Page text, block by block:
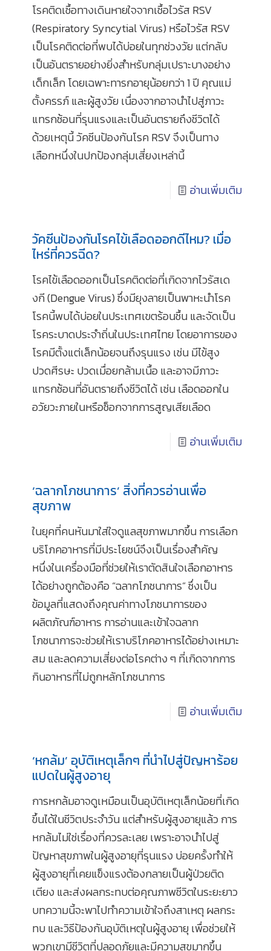
โรคติดเชื้อทางเดินหายใจจากเชื้อไวรัส RSV
(Respiratory Syncytial Virus) หรือไวรัส RSV
เป็นโรคติดต่อที่พบได้บ่อยในทุกช่วงวัย แต่กลับ
เป็นอันตรายอย่างยิ่งสำหรับกลุ่มเปราะบางอย่าง
เด็กเล็ก โดยเฉพาะทารกอายุน้อยกว่า 1 ปี คุณแม่
ตั้งครรภ์ และผู้สูงวัย เนื่องจากอาจนำไปสู่ภาวะ
แทรกซ้อนที่รุนแรงและเป็นอันตรายถึงชีวิตได้
ด้วยเหตุนี้ วัคซีนป้องกันโรค RSV จึงเป็นทาง
เลือกหนึ่งในปกป้องกลุ่มเสี่ยงเหล่านี้
อ่านเพิ่มเติม
วัคซีนป้องกันโรคไข้เลือดออกดีไหม? เมื่อ
ไหร่ที่ควรฉีด?
โรคไข้เลือดออกเป็นโรคติดต่อที่เกิดจากไวรัสเด
งกี (Dengue Virus) ซึ่งมียุงลายเป็นพาหะนำโรค
โรคนี้พบได้บ่อยในประเทศเขตร้อนชื้น และจัดเป็น
โรคระบาดประจำถิ่นในประเทศไทย โดยอาการของ
โรคมีตั้งแต่เล็กน้อยจนถึงรุนแรง เช่น มีไข้สูง
ปวดศีรษะ ปวดเมื่อยกล้ามเนื้อ และอาจมีภาวะ
แทรกซ้อนที่อันตรายถึงชีวิตได้ เช่น เลือดออกใน
อวัยวะภายในหรือช็อกจากการสูญเสียเลือด
อ่านเพิ่มเติม
‘ฉลากโภชนาการ’ สิ่งที่ควรอ่านเพื่อ
สุขภาพ
ในยุคที่คนหันมาใส่ใจดูแลสุขภาพมากขึ้น การเลือก
บริโภคอาหารที่มีประโยชน์จึงเป็นเรื่องสำคัญ
หนึ่งในเครื่องมือที่ช่วยให้เราตัดสินใจเลือกอาหาร
ได้อย่างถูกต้องคือ “ฉลากโภชนาการ” ซึ่งเป็น
ข้อมูลที่แสดงถึงคุณค่าทางโภชนาการของ
ผลิตภัณฑ์อาหาร การอ่านและเข้าใจฉลาก
โภชนาการจะช่วยให้เราบริโภคอาหารได้อย่างเหมาะ
สม และลดความเสี่ยงต่อโรคต่าง ๆ ที่เกิดจากการ
กินอาหารที่ไม่ถูกหลักโภชนาการ
อ่านเพิ่มเติม
‘หกล้ม’ อุบัติเหตุเล็กๆ ที่นำไปสู่ปัญหาร้อย
แปดในผู้สูงอายุ
การหกล้มอาจดูเหมือนเป็นอุบัติเหตุเล็กน้อยที่เกิด
ขึ้นได้ในชีวิตประจำวัน แต่สำหรับผู้สูงอายุแล้ว การ
หกล้มไม่ใช่เรื่องที่ควรละเลย เพราะอาจนำไปสู่
ปัญหาสุขภาพในผู้สูงอายุที่รุนแรง บ่อยครั้งทำให้
ผู้สูงอายุที่เคยแข็งแรงต้องกลายเป็นผู้ป่วยติด
เตียง และส่งผลกระทบต่อคุณภาพชีวิตในระยะยาว
บทความนี้จะพาไปทำความเข้าใจถึงสาเหตุ ผลกระ
ทบ และวิธีป้องกันอุบัติเหตุในผู้สูงอายุ เพื่อช่วยให้
พวกเขามีชีวิตที่ปลอดภัยและมีความสุขมากขึ้น